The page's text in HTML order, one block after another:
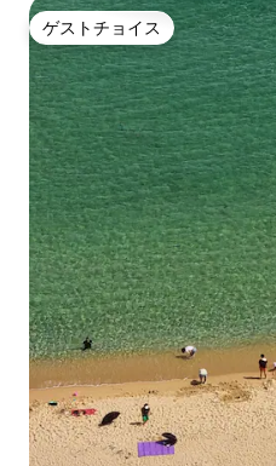
ゲストチョイス
ゲストチョイス